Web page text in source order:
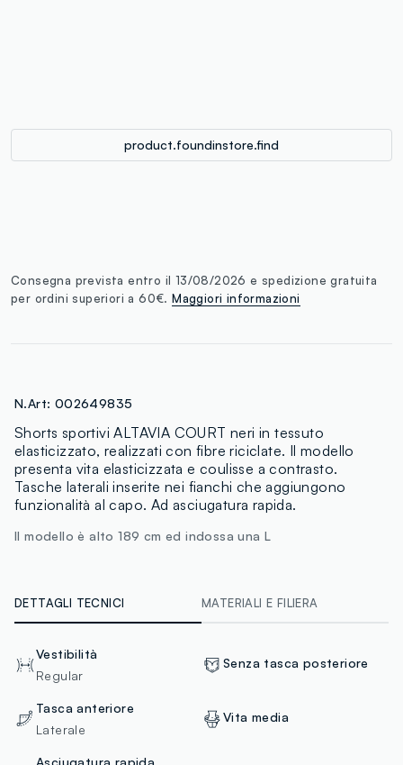
product.foundinstore.find
Consegna prevista entro il 13/08/2026 e spedizione gratuita
per ordini superiori a 60€.Maggiori informazioni
N.Art: 002649835
Shorts sportivi ALTAVIA COURT neri in tessuto
elasticizzato, realizzati con fibre riciclate. Il modello
presenta vita elasticizzata e coulisse a contrasto.
Tasche laterali inserite nei fianchi che aggiungono
funzionalità al capo. Ad asciugatura rapida.
Il modello è alto 189 cm ed indossa una L
DETTAGLI TECNICI MATERIALI E FILIERA
Vestibilità
Regular
Senza tasca posteriore
Tasca anteriore
Laterale
Vita media
Asciugatura rapida